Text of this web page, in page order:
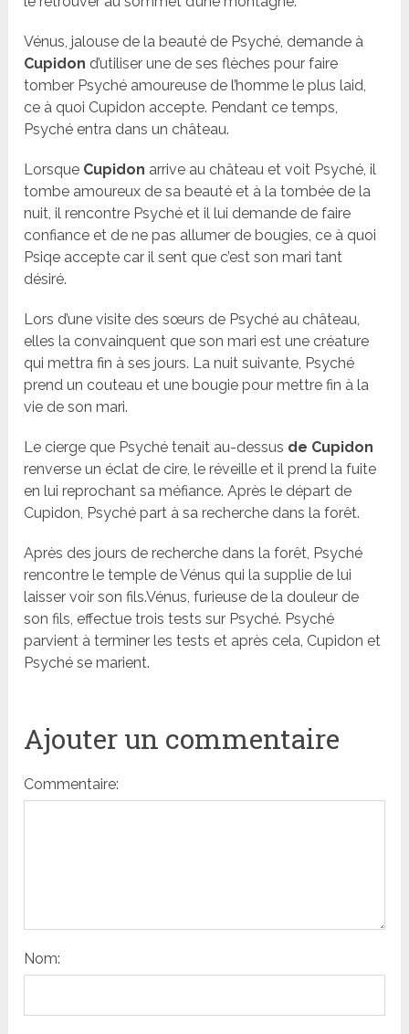
Vénus, jalouse de la beauté de Psyché, demande à
Cupidon d’utiliser une de ses flèches pour faire
tomber Psyché amoureuse de l’homme le plus laid,
ce à quoi Cupidon accepte. Pendant ce temps,
Psyché entra dans un château.
Lorsque Cupidon arrive au château et voit Psyché, il
tombe amoureux de sa beauté et à la tombée de la
nuit, il rencontre Psyché et il lui demande de faire
confiance et de ne pas allumer de bougies, ce à quoi
Psiqe accepte car il sent que c’est son mari tant
désiré.
Lors d’une visite des sœurs de Psyché au château,
elles la convainquent que son mari est une créature
qui mettra fin à ses jours. La nuit suivante, Psyché
prend un couteau et une bougie pour mettre fin à la
vie de son mari.
Le cierge que Psyché tenait au-dessus de Cupidon
renverse un éclat de cire, le réveille et il prend la fuite
en lui reprochant sa méfiance. Après le départ de
Cupidon, Psyché part à sa recherche dans la forêt.
Après des jours de recherche dans la forêt, Psyché
rencontre le temple de Vénus qui la supplie de lui
laisser voir son fils.Vénus, furieuse de la douleur de
son fils, effectue trois tests sur Psyché. Psyché
parvient à terminer les tests et après cela, Cupidon et
Psyché se marient.
Ajouter un commentaire
Commentaire:
Nom: